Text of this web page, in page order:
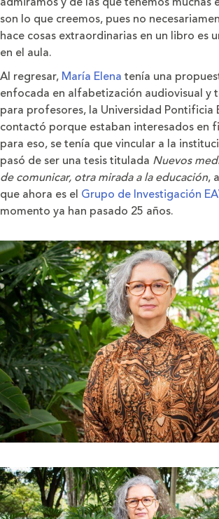
son lo que creemos, pues no
hace cosas extraordinarias en un libro es
en el aula.
Al regresar, María Elena tenía una
enfocada en alfabetización audiovisual y
para profesores, la Universidad Pontificia
contactó porque estaban interesados en
para eso, se tenía que vincular a la
pasó de ser una tesis titulada Nuevos
de comunicar, otra mirada a la educación,
que ahora es el Grupo de Investigación
momento ya han pasado 25 años.